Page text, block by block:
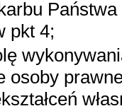
pkt 4;
osoby